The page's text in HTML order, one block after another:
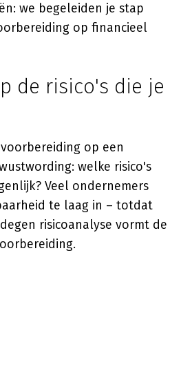
we begeleiden je stap
op financieel
de risico's die je
op een
welke risico's
Veel ondernemers
te laag in – totdat
risicoanalyse vormt de